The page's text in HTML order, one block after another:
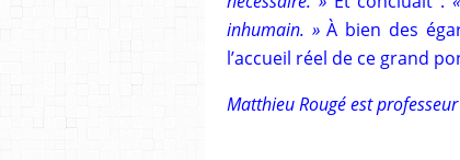
inhumain. »À bien des
l’accueil réel de ce grand
Matthieu Rougé est